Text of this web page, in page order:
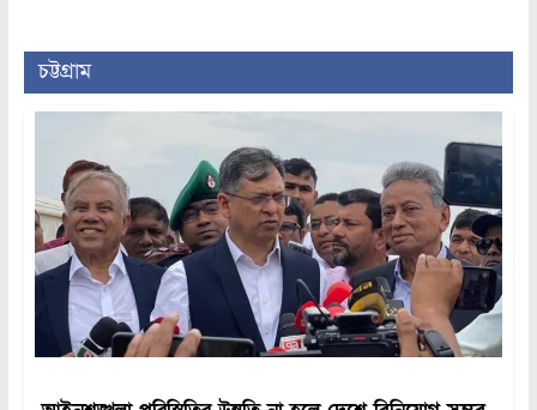
চট্টগ্রাম